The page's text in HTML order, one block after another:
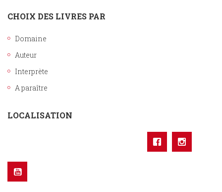
CHOIX DES LIVRES PAR
Domaine
Auteur
Interprète
A paraître
LOCALISATION